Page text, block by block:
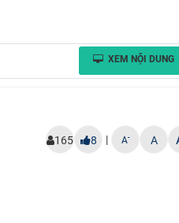
XEM NỘI DUNG
165 8 | A- A